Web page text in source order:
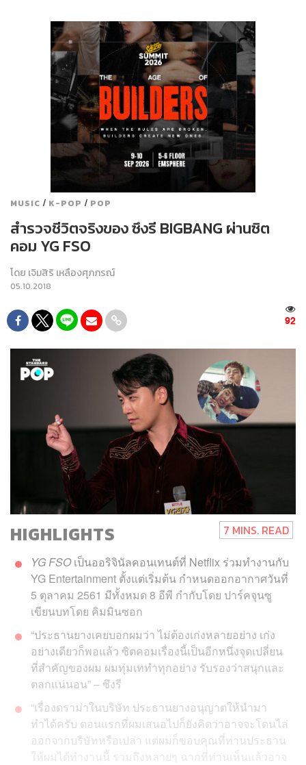
MUSIC / K-POP / POP
สำรวจชีวิตจริงของ ซึงรี BIGBANG ผ่านซิต
คอม YG FSO
โดย เจิมสิริ เหลืองศุภภรณ์
05.10.2018
92
HIGHLIGHTS 7 MINS. READ
YG FSOเป็นออริจินัลคอนเทนต์ที่ Netflix ร่วมทำงานกับ
YG Entertainment ตั้งแต่เริ่มต้น กำหนดออกอากาศวันที่
5 ตุลาคม 2561 มีทั้งหมด 8 อีพี กำกับโดย ปาร์คจุนซู
เขียนบทโดย คิมมินซอก
“ประธานยางเคยบอกผมว่า ไม่ต้องเก่งหลายอย่าง เก่ง
อย่างเดียวก็พอแล้ว ซิตคอมเรื่องนี้เป็นอีกหนึ่งจุดเปลี่ยน
ที่สำคัญของผม ผมทุ่มเททำทุกอย่าง รับรองว่าสนุกและ
ตลกแน่นอน” – ซึงรี
“เรื่องดราม่าในบริษัท ประธานยางอนุญาตให้นำมา
ทำได้ครับ ตอนแรกที่ผมเสนอไปก็ยังคิดว่าอาจจะโดนไล่
ออกจากบริษัทหรือเปล่า แต่ผมก็ขอบคุณที่ท่านประธาน
ให้ผมได้ทำงานนี้ รวมถึงหลายๆ ฉากที่ท่านเห็นแล้วอาจ